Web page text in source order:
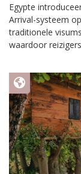
Egypte
Arrival-systeem
traditionele
waardoor